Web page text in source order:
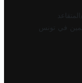
في تونس